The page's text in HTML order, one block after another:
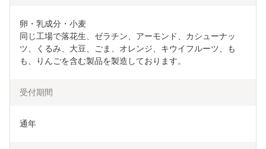
卵・乳成分・小麦
同じ工場で落花生、ゼラチン、アーモンド、カシューナッ
ツ、くるみ、大豆、ごま、オレンジ、キウイフルーツ、も
も、りんごを含む製品を製造しております。
受付期間
通年